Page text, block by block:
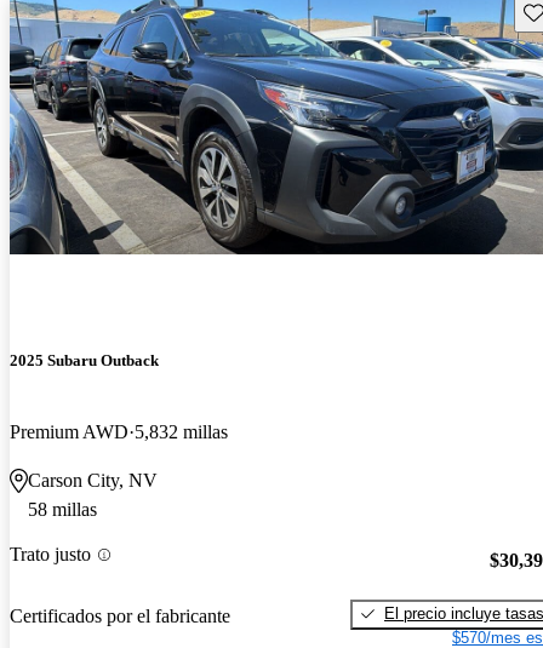
2025 Subaru Outback
Premium AWD 5,832 millas
Carson City, NV
58 millas
Trato justo
Certificados por el fabricante
El precio incluye tasas
$570/mes